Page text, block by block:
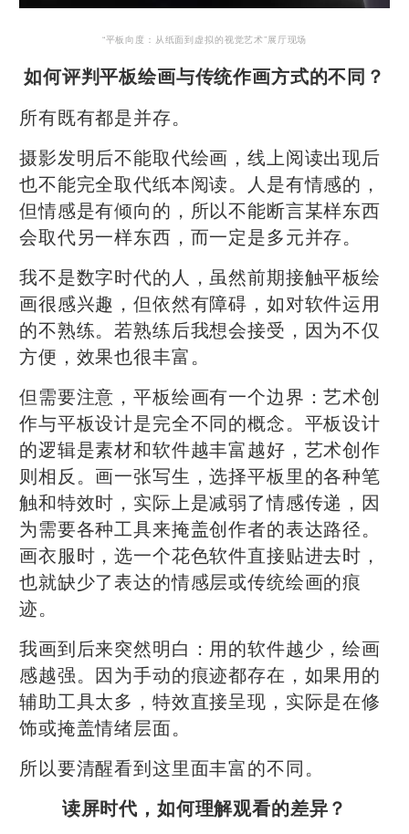
“平板向度：从纸面到虚拟的视觉艺术”展厅现场
如何评判平板绘画与传统作画方式的不同？
所有既有都是并存。
摄影发明后不能取代绘画，线上阅读出现后
也不能完全取代纸本阅读。人是有情感的，
但情感是有倾向的，所以不能断言某样东西
会取代另一样东西，而一定是多元并存。
我不是数字时代的人，虽然前期接触平板绘
画很感兴趣，但依然有障碍，如对软件运用
的不熟练。若熟练后我想会接受，因为不仅
方便，效果也很丰富。
但需要注意，平板绘画有一个边界：艺术创
作与平板设计是完全不同的概念。平板设计
的逻辑是素材和软件越丰富越好，艺术创作
则相反。画一张写生，选择平板里的各种笔
触和特效时，实际上是减弱了情感传递，因
为需要各种工具来掩盖创作者的表达路径。
画衣服时，选一个花色软件直接贴进去时，
也就缺少了表达的情感层或传统绘画的痕
迹。
我画到后来突然明白：用的软件越少，绘画
感越强。因为手动的痕迹都存在，如果用的
辅助工具太多，特效直接呈现，实际是在修
饰或掩盖情绪层面。
所以要清醒看到这里面丰富的不同。
读屏时代，如何理解观看的差异？